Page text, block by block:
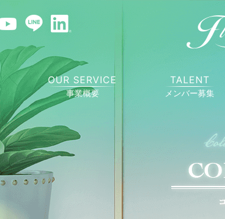
OUR SERVICE
事業概要
TALENT
メンバー募集